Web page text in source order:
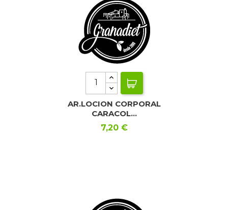
AR.LOCION CORPORAL
CARACOL...
Precio
7,20 €